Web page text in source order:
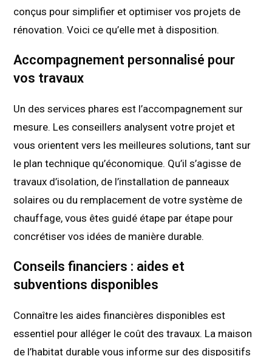
conçus pour simplifier et optimiser vos projets de
rénovation. Voici ce qu’elle met à disposition.
Accompagnement personnalisé pour
vos travaux
Un des services phares est l’accompagnement sur
mesure. Les conseillers analysent votre projet et
vous orientent vers les meilleures solutions, tant sur
le plan technique qu’économique. Qu’il s’agisse de
travaux d’isolation, de l’installation de panneaux
solaires ou du remplacement de votre système de
chauffage, vous êtes guidé étape par étape pour
concrétiser vos idées de manière durable.
Conseils financiers : aides et
subventions disponibles
Connaître les aides financières disponibles est
essentiel pour alléger le coût des travaux. La maison
de l’habitat durable vous informe sur des dispositifs